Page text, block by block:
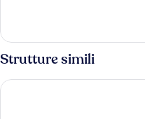
Superior
Strutture simili
Hard Rock Hotel Marbella –